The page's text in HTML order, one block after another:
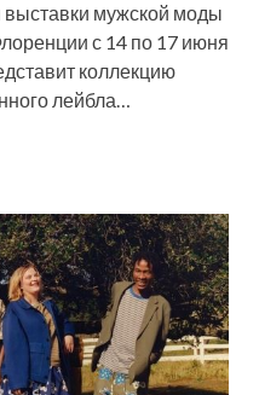
мужской моды
с 14 по 17 июня
коллекцию
лейбла…